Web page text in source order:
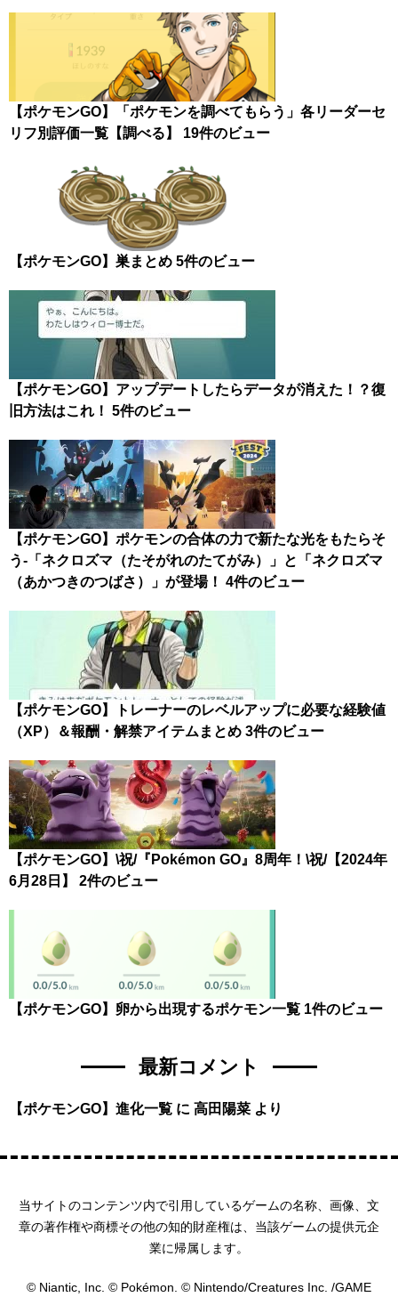
【ポケモンGO】「ポケモンを調べてもらう」各リーダーセ
リフ別評価一覧【調べる】
19件のビュー
【ポケモンGO】巣まとめ 5件のビュー
【ポケモンGO】アップデートしたらデータが消えた！？復
旧方法はこれ！ 5件のビュー
【ポケモンGO】ポケモンの合体の力で新たな光をもたらそ
う-「ネクロズマ（たそがれのたてがみ）」と「ネクロズマ
（あかつきのつばさ）」が登場！ 4件のビュー
【ポケモンGO】トレーナーのレベルアップに必要な経験値
（XP）＆報酬・解禁アイテムまとめ 3件のビュー
【ポケモンGO】\祝/『Pokémon GO』8周年！\祝/【2024年
6月28日】
2件のビュー
【ポケモンGO】卵から出現するポケモン一覧 1件のビュー
最新コメント
【ポケモンGO】進化一覧 に 高田陽菜 より
当サイトのコンテンツ内で引用しているゲームの名称、画像、文
章の著作権や商標その他の知的財産権は、当該ゲームの提供元企
業に帰属します。
© Niantic, Inc. © Pokémon. © Nintendo/Creatures Inc. /GAME